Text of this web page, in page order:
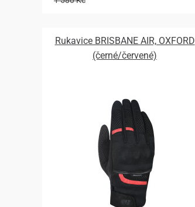
Rukavice BRISBANE AIR, OXFORD
(černé/červené)